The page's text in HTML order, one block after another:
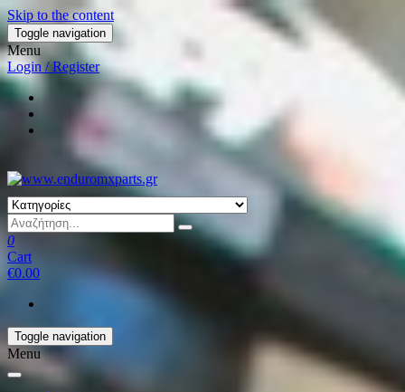
Skip to the content
Toggle navigation
Menu
Login / Register
0
Cart
€0.00
Toggle navigation
Menu